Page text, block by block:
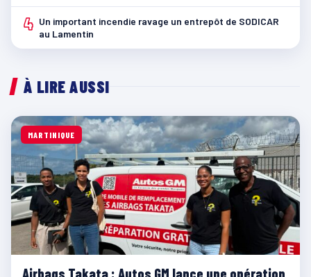
4 Un important incendie ravage un entrepôt de SODICAR
au Lamentin
À LIRE AUSSI
MARTINIQUE
Airbags Takata : Autos GM lance une opération